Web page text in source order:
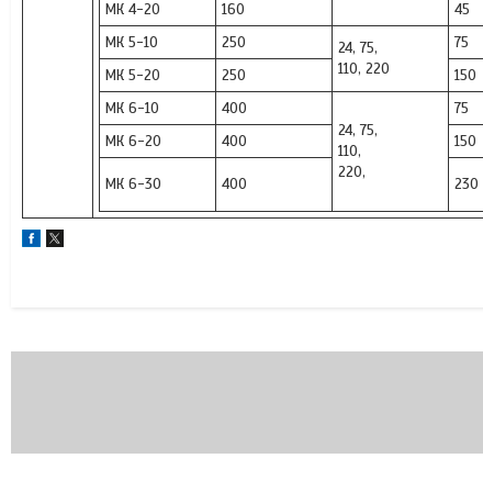
МК 4-20
160 45
МК 5-10
250
24, 75,
110, 220
75
МК 5-20
250 150
МК 6-10
400
24, 75,
110,
220,
75
МК 6-20
400 150
МК 6-30 400 230